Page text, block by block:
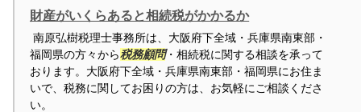
財産がいくらあると相続税がかかるか
南原弘樹税理士事務所は、大阪府下全域・兵庫県南東部・
福岡県の方々から税務顧問・相続税に関する相談を承って
おります。大阪府下全域・兵庫県南東部・福岡県にお住ま
いで、税務に関してお困りの方は、お気軽にご相談くださ
い。